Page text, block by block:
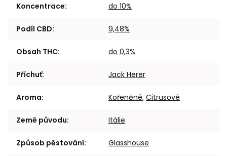
Koncentrace: do 10%
Podíl CBD: 9,48%
Obsah THC: do 0,3%
Příchuť: Jack Herer
Aroma: Kořeněné, Citrusové
Země původu: Itálie
Způsob pěstování: Glasshouse